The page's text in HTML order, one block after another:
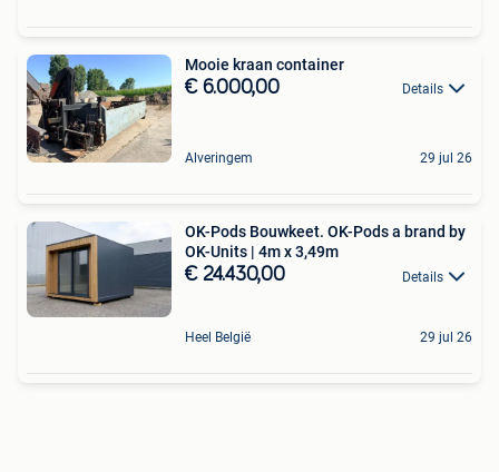
Mooie kraan container
€ 6.000,00 Details
Alveringem 29 jul 26
OK-Pods Bouwkeet. OK-Pods a brand by
OK-Units | 4m x 3,49m
€ 24.430,00 Details
Heel België 29 jul 26